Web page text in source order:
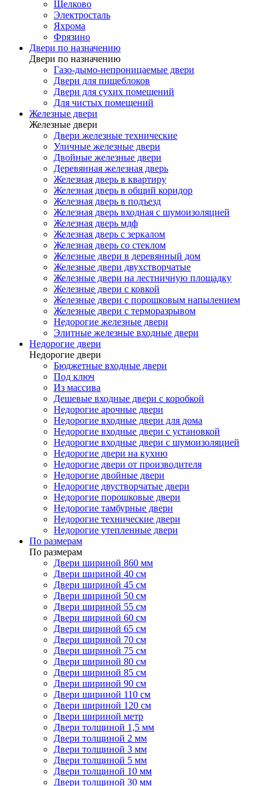
Щелково
Электросталь
Яхрома
Фрязино
Двери по назначению
Двери по назначению
Газо-дымо-непроницаемые двери
Двери для пищеблоков
Двери для сухих помещений
Для чистых помещений
Железные двери
Железные двери
Двери железные технические
Уличные железные двери
Двойные железные двери
Деревянная железная дверь
Железная дверь в квартиру
Железная дверь в общий коридор
Железная дверь в подъезд
Железная дверь входная с шумоизоляцией
Железная дверь мдф
Железная дверь с зеркалом
Железная дверь со стеклом
Железные двери в деревянный дом
Железные двери двухстворчатые
Железные двери на лестничную площадку
Железные двери с ковкой
Железные двери с порошковым напылением
Железные двери с терморазрывом
Недорогие железные двери
Элитные железные входные двери
Недорогие двери
Недорогие двери
Бюджетные входные двери
Под ключ
Из массива
Дешевые входные двери с коробкой
Недорогие арочные двери
Недорогие входные двери для дома
Недорогие входные двери с установкой
Недорогие входные двери с шумоизоляцией
Недорогие двери на кухню
Недорогие двери от производителя
Недорогие двойные двери
Недорогие двустворчатые двери
Недорогие порошковые двери
Недорогие тамбурные двери
Недорогие технические двери
Недорогие утепленные двери
По размерам
По размерам
Двери шириной 860 мм
Двери шириной 40 см
Двери шириной 45 см
Двери шириной 50 см
Двери шириной 55 см
Двери шириной 60 см
Двери шириной 65 см
Двери шириной 70 см
Двери шириной 75 см
Двери шириной 80 см
Двери шириной 85 см
Двери шириной 90 см
Двери шириной 110 см
Двери шириной 120 см
Двери шириной метр
Двери толщиной 1,5 мм
Двери толщиной 2 мм
Двери толщиной 3 мм
Двери толщиной 5 мм
Двери толщиной 10 мм
Двери толщиной 30 мм